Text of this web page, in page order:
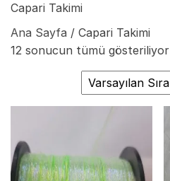
Capari Takimi
Ana Sayfa / Capari Takimi
12 sonucun tümü gösteriliyor